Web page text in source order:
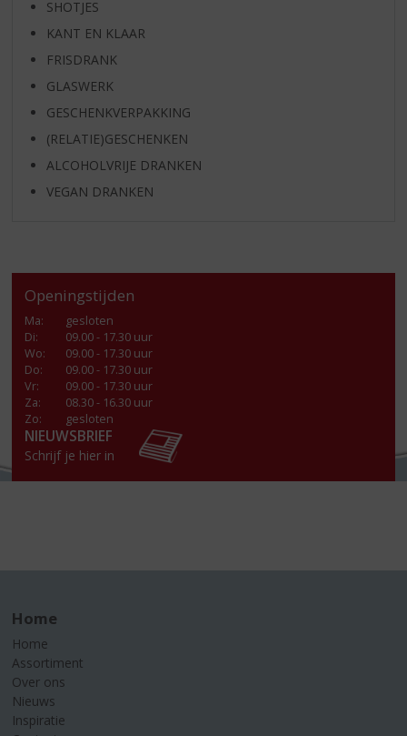
SHOTJES
KANT EN KLAAR
FRISDRANK
GLASWERK
GESCHENKVERPAKKING
(RELATIE)GESCHENKEN
ALCOHOLVRIJE DRANKEN
VEGAN DRANKEN
Openingstijden
Ma:
gesloten
Di:
09.00 - 17.30 uur
Wo:
09.00 - 17.30 uur
Do:
09.00 - 17.30 uur
Vr:
09.00 - 17.30 uur
Za:
08.30 - 16.30 uur
Zo:
gesloten
NIEUWSBRIEF
Schrijf je hier in
Home
Home
Assortiment
Over ons
Nieuws
Inspiratie